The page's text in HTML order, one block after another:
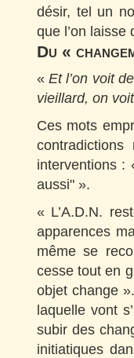
désir, tel un
que l’on laisse
Du «
«Et l’on voit
vieillard, on
Ces mots
interventions :
aussi" ».
« L’A.D.N.
apparences
même se
cesse tout en
objet change
laquelle vont
subir des
initiatiques